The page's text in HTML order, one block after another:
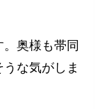
奥様も帯同
な気がしま